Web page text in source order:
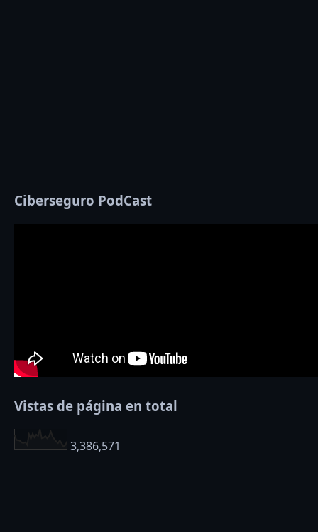
Ciberseguro PodCast
Vistas de página en total
3,386,571